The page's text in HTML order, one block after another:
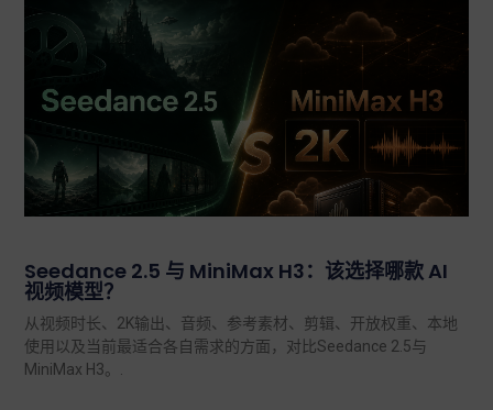
Seedance 2.5 与 MiniMax H3：该选择哪款 AI
视频模型？
从视频时长、2K输出、音频、参考素材、剪辑、开放权重、本地
使用以及当前最适合各自需求的方面，对比Seedance 2.5与
MiniMax H3。.